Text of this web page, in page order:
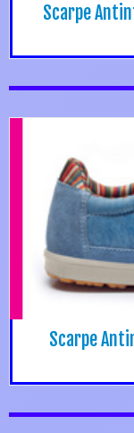
Scarpe
Scarpe